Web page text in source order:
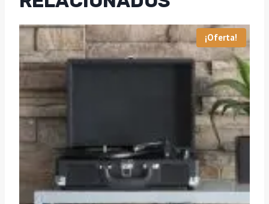
¡Oferta!